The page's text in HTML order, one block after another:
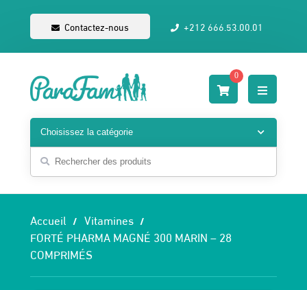
Contactez-nous +212 666.53.00.01
0
Accueil
Vitamines
FORTÉ PHARMA MAGNÉ 300 MARIN – 28
COMPRIMÉS